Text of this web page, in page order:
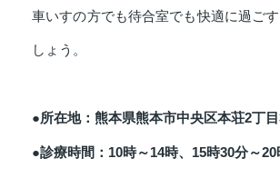
車いすの方でも待合室でも快適に過ご
しょう。
●所在地：熊本県熊本市中央区本荘2丁
●診療時間：10時～14時、15時30分～20